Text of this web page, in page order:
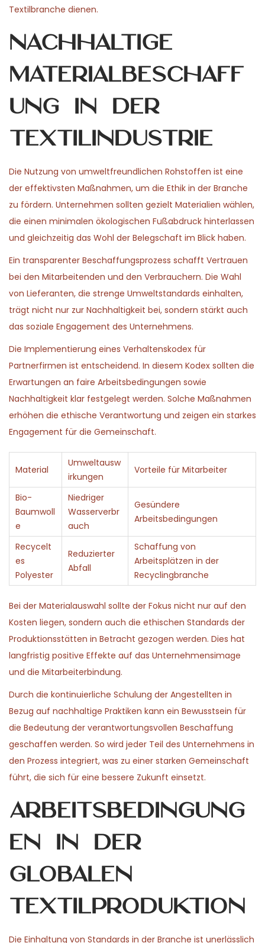
Textilbranche dienen.
Nachhaltige
Materialbeschaff
ung in der
Textilindustrie
Die Nutzung von umweltfreundlichen Rohstoffen ist eine
der effektivsten Maßnahmen, um die Ethik in der Branche
zu fördern. Unternehmen sollten gezielt Materialien wählen,
die einen minimalen ökologischen Fußabdruck hinterlassen
und gleichzeitig das Wohl der Belegschaft im Blick haben.
Ein transparenter Beschaffungsprozess schafft Vertrauen
bei den Mitarbeitenden und den Verbrauchern. Die Wahl
von Lieferanten, die strenge Umweltstandards einhalten,
trägt nicht nur zur Nachhaltigkeit bei, sondern stärkt auch
das soziale Engagement des Unternehmens.
Die Implementierung eines Verhaltenskodex für
Partnerfirmen ist entscheidend. In diesem Kodex sollten die
Erwartungen an faire Arbeitsbedingungen sowie
Nachhaltigkeit klar festgelegt werden. Solche Maßnahmen
erhöhen die ethische Verantwortung und zeigen ein starkes
Engagement für die Gemeinschaft.
Material
Umweltausw
irkungen
Vorteile für Mitarbeiter
Bio-
Baumwoll
e
Niedriger
Wasserverbr
auch
Gesündere
Arbeitsbedingungen
Recycelt
es
Polyester
Reduzierter
Abfall
Schaffung von
Arbeitsplätzen in der
Recyclingbranche
Bei der Materialauswahl sollte der Fokus nicht nur auf den
Kosten liegen, sondern auch die ethischen Standards der
Produktionsstätten in Betracht gezogen werden. Dies hat
langfristig positive Effekte auf das Unternehmensimage
und die Mitarbeiterbindung.
Durch die kontinuierliche Schulung der Angestellten in
Bezug auf nachhaltige Praktiken kann ein Bewusstsein für
die Bedeutung der verantwortungsvollen Beschaffung
geschaffen werden. So wird jeder Teil des Unternehmens in
den Prozess integriert, was zu einer starken Gemeinschaft
führt, die sich für eine bessere Zukunft einsetzt.
Arbeitsbedingung
en in der
globalen
Textilproduktion
Die Einhaltung von Standards in der Branche ist unerlässlich